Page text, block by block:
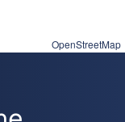
OpenStreetMap